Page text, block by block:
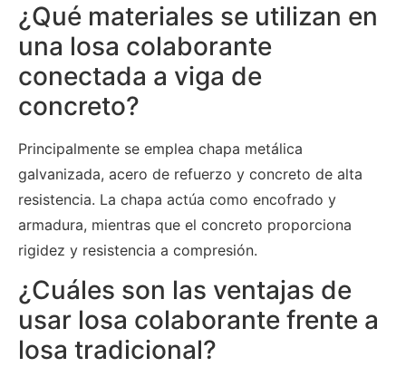
¿Qué materiales se utilizan en
una losa colaborante
conectada a viga de
concreto?
Principalmente se emplea chapa metálica
galvanizada, acero de refuerzo y concreto de alta
resistencia. La chapa actúa como encofrado y
armadura, mientras que el concreto proporciona
rigidez y resistencia a compresión.
¿Cuáles son las ventajas de
usar losa colaborante frente a
losa tradicional?